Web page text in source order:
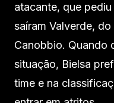
atacante, que
saíram Valverde,
Canobbio. Quando
situação, Bielsa
time e na